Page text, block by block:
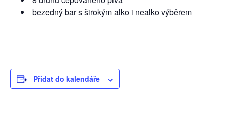
bezedný bar s širokým alko i nealko výběrem
Přidat do kalendáře